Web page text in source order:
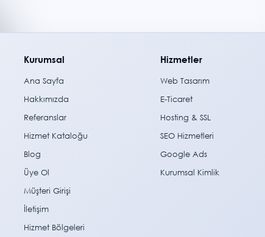
Kurumsal
Ana Sayfa
Hakkımızda
Referanslar
Hizmet Kataloğu
Blog
Üye Ol
Müşteri Girişi
İletişim
Hizmet Bölgeleri
Hizmetler
Web Tasarım
E-Ticaret
Hosting & SSL
SEO Hizmetleri
Google Ads
Kurumsal Kimlik